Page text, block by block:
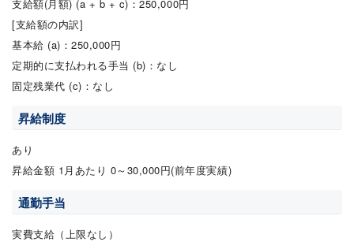
支給額(月額) (a + b + c)：250,000円
[支給額の内訳]
基本給 (a)：250,000円
定期的に支払われる手当 (b)：なし
固定残業代 (c)：なし
昇給制度
あり
昇給金額 1月あたり 0～30,000円(前年度実績)
通勤手当
実費支給（上限なし）